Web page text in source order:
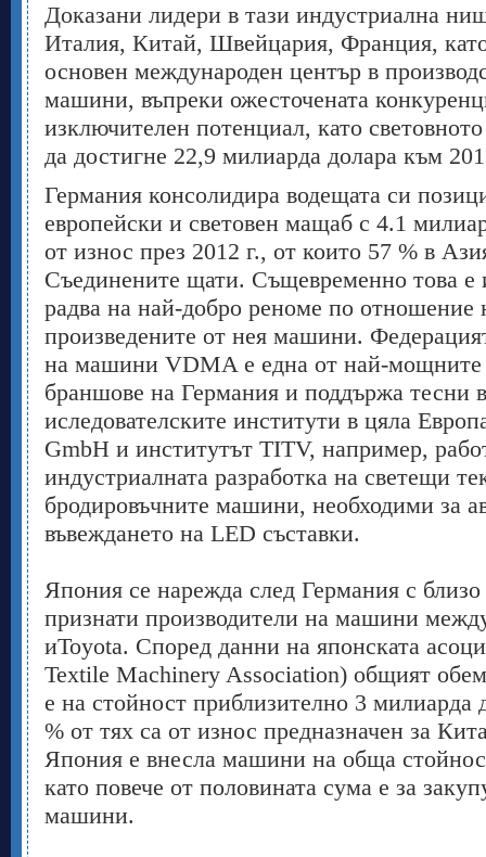
Доказани лидери в тази индустриална
Италия, Китай, Швейцария, Франция,
основен международен център в
машини, въпреки ожесточената
изключителен потенциал, като
да достигне 22,9 милиарда долара към
Германия консолидира водещата си
европейски и световен мащаб с 4.1
от износ през 2012 г., от които 57 % в
Съединените щати. Същевременно това е
радва на най-добро реноме по отношение
произведените от нея машини.
на машини VDMA е една от най-мощните
браншове на Германия и поддържа тесни
иследователските институти в цяла
GmbH и институтът TITV, например,
индустриалната разработка на светещи
бродировъчните машини, необходими за
въвеждането на LED съставки.
Япония се нарежда след Германия с
признати производители на машини
иToyota. Според данни на японската
Textile Machinery Association) общият
е на стойност приблизително 3 милиарда
% от тях са от износ предназначен за
Япония е внесла машини на обща
като повече от половината сума е за
машини.